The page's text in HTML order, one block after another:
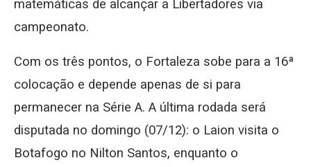
matemáticas de alcançar a Libertadores via
campeonato.
Com os três pontos, o Fortaleza sobe para a 16ª
colocação e depende apenas de si para
permanecer na Série A. A última rodada será
disputada no domingo (07/12): o Laion visita o
Botafogo no Nilton Santos, enquanto o